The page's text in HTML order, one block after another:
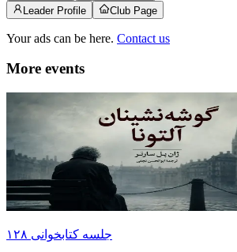
Leader Profile
Club Page
Your ads can be here. Contact us
More events
۱۲۸ جلسه کتابخوانی